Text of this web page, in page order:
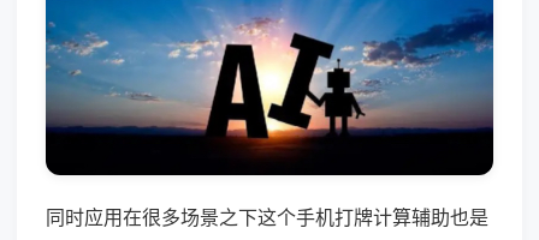
同时应用在很多场景之下这个手机打牌计算辅助也是